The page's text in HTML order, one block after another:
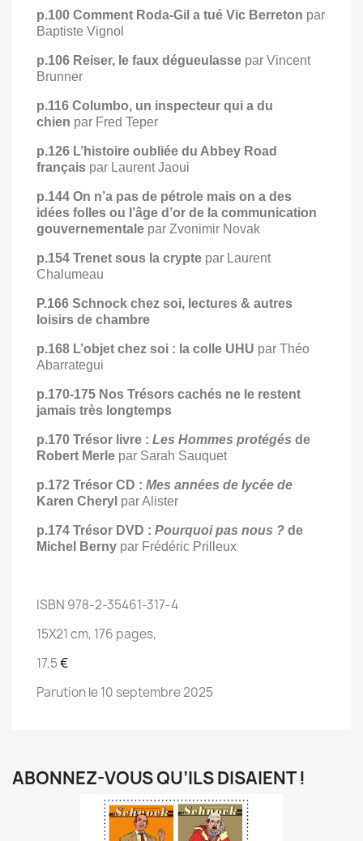
p.100 Comment Roda-Gil a tué Vic Berreton par
Baptiste Vignol
p.106 Reiser, le faux dégueulasse par Vincent
Brunner
p.116 Columbo, un inspecteur qui a du
chien par Fred Teper
p.126 L’histoire oubliée du Abbey Road
français par Laurent Jaoui
p.144 On n’a pas de pétrole mais on a des
idées folles ou l’âge d’or de la communication
gouvernementale par Zvonimir Novak
p.154 Trenet sous la crypte par Laurent
Chalumeau
P.166 Schnock chez soi, lectures & autres
loisirs de chambre
p.168 L’objet chez soi : la colle UHU par Théo
Abarrategui
p.170-175 Nos Trésors cachés ne le restent
jamais très longtemps
p.170 Trésor livre : Les Hommes protégés de
Robert Merle par Sarah Sauquet
p.172 Trésor CD : Mes années de lycée de
Karen Cheryl par Alister
p.174 Trésor DVD : Pourquoi pas nous ? de
Michel Berny par Frédéric Prilleux
ISBN 978-2-35461-317-4
15X21 cm, 176 pages,
17,5€
Parution le 10 septembre 2025
ABONNEZ-VOUS QU’ILS DISAIENT !